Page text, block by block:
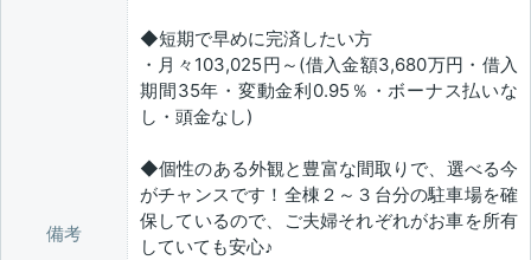
備考
◆短期で早めに完済したい方
・月々103,025円～(借入金額3,680万円・借入
期間35年・変動金利0.95％・ボーナス払いな
し・頭金なし)
◆個性のある外観と豊富な間取りで、選べる今
がチャンスです！全棟２～３台分の駐車場を確
保しているので、ご夫婦それぞれがお車を所有
していても安心♪